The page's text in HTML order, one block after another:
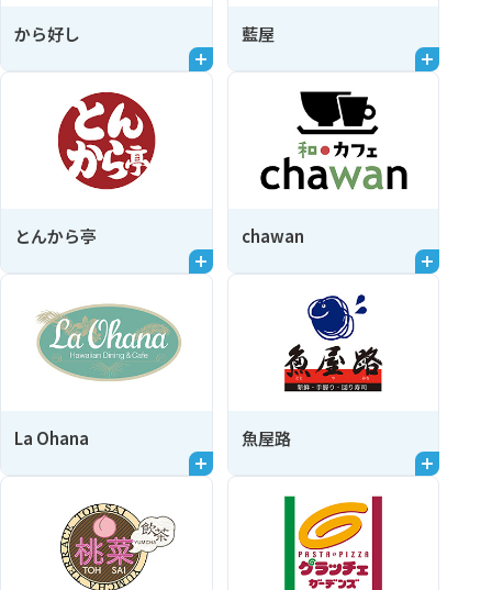
から好し 藍屋
とんから亭 chawan
La Ohana 魚屋路